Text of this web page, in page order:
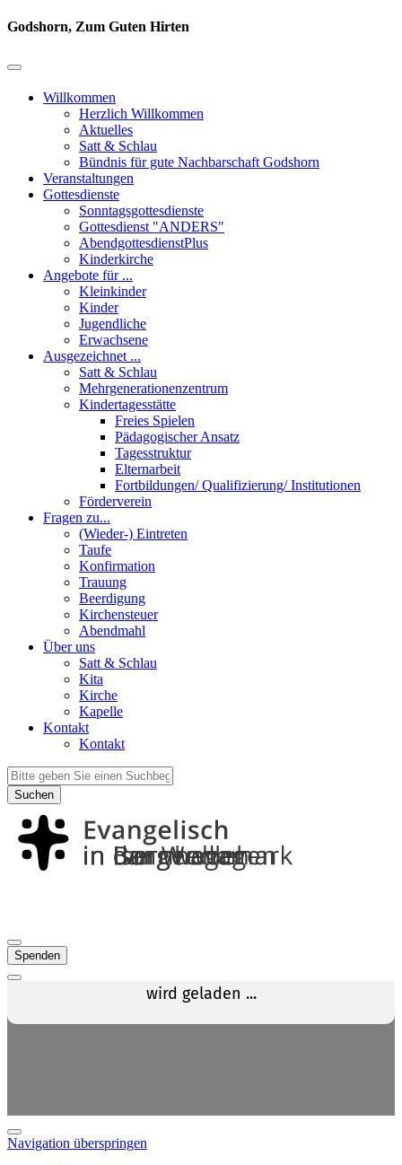
Godshorn, Zum Guten Hirten
Willkommen
Herzlich Willkommen
Aktuelles
Satt & Schlau
Bündnis für gute Nachbarschaft Godshorn
Veranstaltungen
Gottesdienste
Sonntagsgottesdienste
Gottesdienst "ANDERS"
AbendgottesdienstPlus
Kinderkirche
Angebote für ...
Kleinkinder
Kinder
Jugendliche
Erwachsene
Ausgezeichnet ...
Satt & Schlau
Mehrgenerationenzentrum
Kindertagesstätte
Freies Spielen
Pädagogischer Ansatz
Tagesstruktur
Elternarbeit
Fortbildungen/ Qualifizierung/ Institutionen
Förderverein
Fragen zu...
(Wieder-) Eintreten
Taufe
Konfirmation
Trauung
Beerdigung
Kirchensteuer
Abendmahl
Über uns
Satt & Schlau
Kita
Kirche
Kapelle
Kontakt
Kontakt
Suchen
Spenden
Navigation überspringen